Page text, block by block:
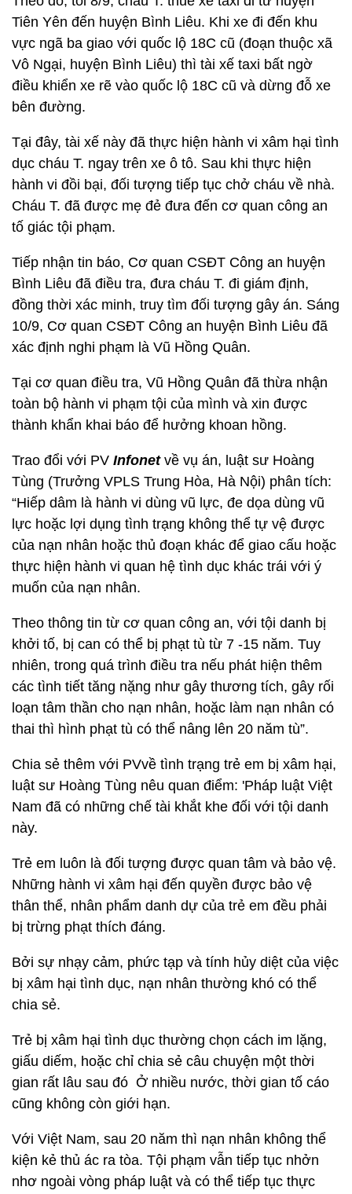
Tiên Yên đến huyện Bình Liêu. Khi xe đi đến khu
vực ngã ba giao với quốc lộ 18C cũ (đoạn thuộc xã
Vô Ngại, huyện Bình Liêu) thì tài xế taxi bất ngờ
điều khiển xe rẽ vào quốc lộ 18C cũ và dừng đỗ xe
bên đường.
Tại đây, tài xế này đã thực hiện hành vi xâm hại tình
dục cháu T. ngay trên xe ô tô. Sau khi thực hiện
hành vi đồi bại, đối tượng tiếp tục chở cháu về nhà.
Cháu T. đã được mẹ đẻ đưa đến cơ quan công an
tố giác tội phạm.
Tiếp nhận tin báo, Cơ quan CSĐT Công an huyện
Bình Liêu đã điều tra, đưa cháu T. đi giám định,
đồng thời xác minh, truy tìm đối tượng gây án. Sáng
10/9, Cơ quan CSĐT Công an huyện Bình Liêu đã
xác định nghi phạm là Vũ Hồng Quân.
Tại cơ quan điều tra, Vũ Hồng Quân đã thừa nhận
toàn bộ hành vi phạm tội của mình và xin được
thành khẩn khai báo để hưởng khoan hồng.
Trao đổi với PV Infonet về vụ án, luật sư Hoàng
Tùng (Trưởng VPLS Trung Hòa, Hà Nội) phân tích:
“Hiếp dâm là hành vi dùng vũ lực, đe dọa dùng vũ
lực hoặc lợi dụng tình trạng không thể tự vệ được
của nạn nhân hoặc thủ đoạn khác để giao cấu hoặc
thực hiện hành vi quan hệ tình dục khác trái với ý
muốn của nạn nhân.
Theo thông tin từ cơ quan công an, với tội danh bị
khởi tố, bị can có thể bị phạt tù từ 7 -15 năm. Tuy
nhiên, trong quá trình điều tra nếu phát hiện thêm
các tình tiết tăng nặng như gây thương tích, gây rối
loạn tâm thần cho nạn nhân, hoặc làm nạn nhân có
thai thì hình phạt tù có thể nâng lên 20 năm tù”.
Chia sẻ thêm với PVvề tình trạng trẻ em bị xâm hại,
luật sư Hoàng Tùng nêu quan điểm: 'Pháp luật Việt
Nam đã có những chế tài khắt khe đối với tội danh
này.
Trẻ em luôn là đối tượng được quan tâm và bảo vệ.
Những hành vi xâm hại đến quyền được bảo vệ
thân thể, nhân phẩm danh dự của trẻ em đều phải
bị trừng phạt thích đáng.
Bởi sự nhạy cảm, phức tạp và tính hủy diệt của việc
bị xâm hại tình dục, nạn nhân thường khó có thể
chia sẻ.
Trẻ bị xâm hại tình dục thường chọn cách im lặng,
giấu diếm, hoặc chỉ chia sẻ câu chuyện một thời
gian rất lâu sau đó Ở nhiều nước, thời gian tố cáo
cũng không còn giới hạn.
Với Việt Nam, sau 20 năm thì nạn nhân không thể
kiện kẻ thủ ác ra tòa. Tội phạm vẫn tiếp tục nhởn
nhơ ngoài vòng pháp luật và có thể tiếp tục thực